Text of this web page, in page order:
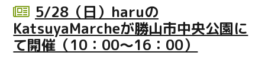
日:
ゴ
リ
ー
5/28（日）haruの
KatsuyaMarcheが勝山市中央公園に
て開催（10：00～16：00）